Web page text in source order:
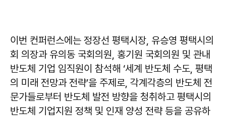
이번 컨퍼런스에는 정장선 평택시장, 유승영 평택시의
회 의장과 유의동 국회의원, 홍기원 국회의원 및 관내
반도체 기업 임직원이 참석해 ‘세계 반도체 수도, 평택
의 미래 전망과 전략’을 주제로, 각계각층의 반도체 전
문가들로부터 반도체 발전 방향을 청취하고 평택시의
반도체 기업지원 정책 및 인재 양성 전략 등을 공유하